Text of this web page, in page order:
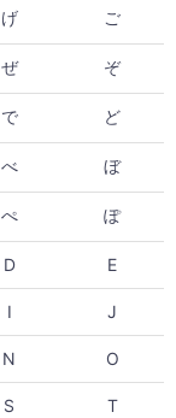
げ ご
ぜ ぞ
で ど
べ ぼ
ぺ ぽ
D E
I J
N O
S T